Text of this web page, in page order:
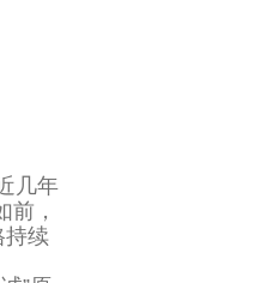
几年
，
持续